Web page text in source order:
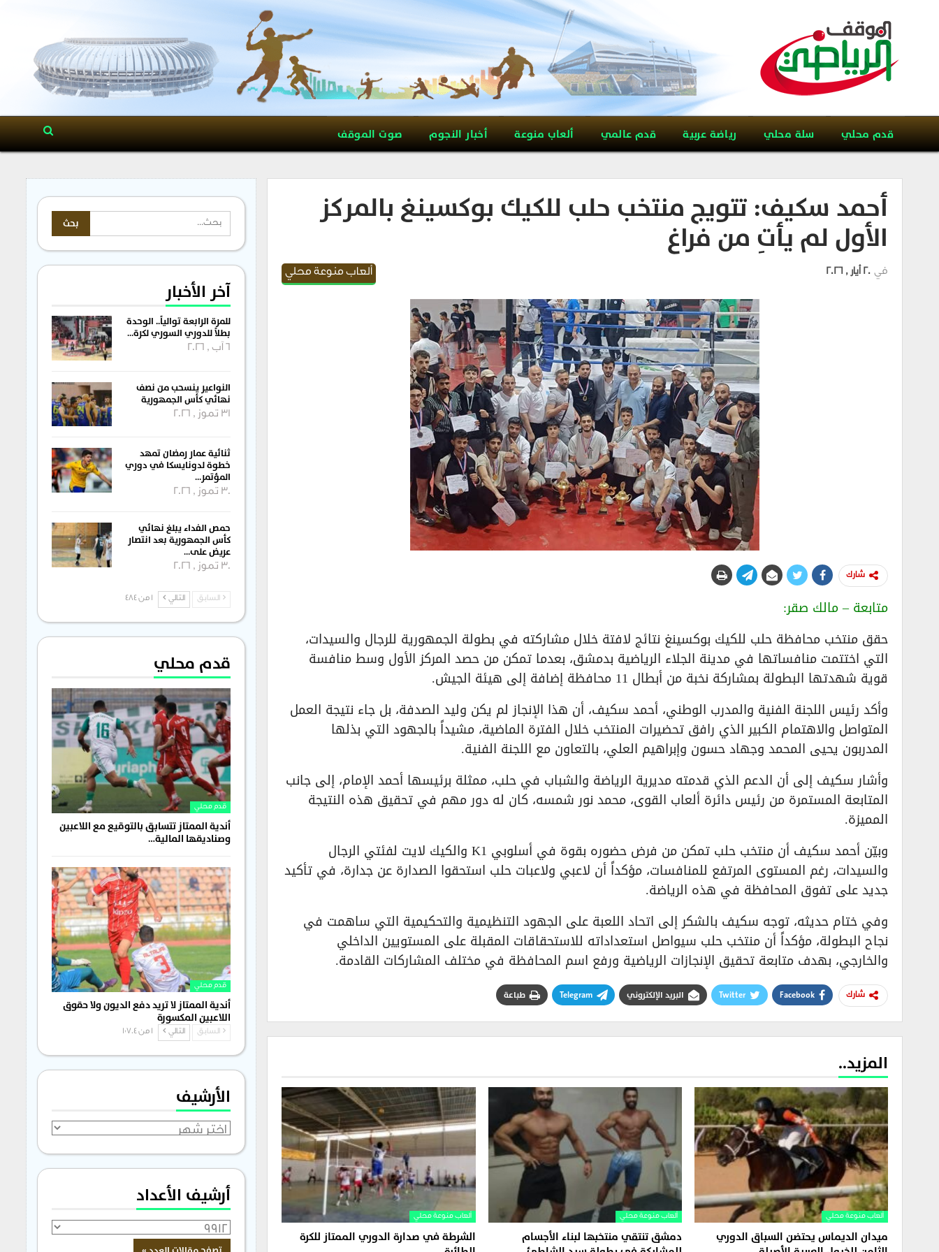
قدم محلي سلة محلي رياضة عربية قدم عالمي ألعاب منوعة أخبار النجوم صوت الموقف
أحمد سكيف: تتويج منتخب حلب للكيك بوكسينغ بالمركز
الأول لم يأتِ من فراغ
ألعاب منوعة محلي في 20 أيار , 2026
شارك
متابعة – مالك صقر:
حقق منتخب محافظة حلب للكيك بوكسينغ نتائج لافتة خلال مشاركته في بطولة الجمهورية للرجال والسيدات،
التي اختتمت منافساتها في مدينة الجلاء الرياضية بدمشق، بعدما تمكن من حصد المركز الأول وسط منافسة
قوية شهدتها البطولة بمشاركة نخبة من أبطال 11 محافظة إضافة إلى هيئة الجيش.
وأكد رئيس اللجنة الفنية والمدرب الوطني، أحمد سكيف، أن هذا الإنجاز لم يكن وليد الصدفة، بل جاء نتيجة العمل
المتواصل والاهتمام الكبير الذي رافق تحضيرات المنتخب خلال الفترة الماضية، مشيداً بالجهود التي بذلها
المدربون يحيى المحمد وجهاد حسون وإبراهيم العلي، بالتعاون مع اللجنة الفنية.
وأشار سكيف إلى أن الدعم الذي قدمته مديرية الرياضة والشباب في حلب، ممثلة برئيسها أحمد الإمام، إلى جانب
المتابعة المستمرة من رئيس دائرة ألعاب القوى، محمد نور شمسه، كان له دور مهم في تحقيق هذه النتيجة
المميزة.
وبيّن أحمد سكيف أن منتخب حلب تمكن من فرض حضوره بقوة في أسلوبي K1 والكيك لايت لفئتي الرجال
والسيدات، رغم المستوى المرتفع للمنافسات، مؤكداً أن لاعبي ولاعبات حلب استحقوا الصدارة عن جدارة، في تأكيد
جديد على تفوق المحافظة في هذه الرياضة.
وفي ختام حديثه، توجه سكيف بالشكر إلى اتحاد اللعبة على الجهود التنظيمية والتحكيمية التي ساهمت في
نجاح البطولة، مؤكداً أن منتخب حلب سيواصل استعداداته للاستحقاقات المقبلة على المستويين الداخلي
والخارجي، بهدف متابعة تحقيق الإنجازات الرياضية ورفع اسم المحافظة في مختلف المشاركات القادمة.
شارك Facebook
Twitter البريد الإلكتروني Telegram طباعة
المزيد..
ألعاب منوعة محلي
ميدان الديماس يحتضن السباق الدوري
ألعاب منوعة محلي
دمشق تنتقي منتخبها لبناء الأجسام
ألعاب منوعة محلي
الشرطة في صدارة الدوري الممتاز للكرة
آخر الأخبار
للمرة الرابعة توالياً.. الوحدة
بطلاً للدوري السوري لكرة…
6 آب , 2026
النواعير ينسحب من نصف
نهائي كأس الجمهورية
31 تموز , 2026
ثنائية عمار رمضان تمهد
خطوة لدونايسكا في دوري
المؤتمر…
30 تموز , 2026
حمص الفداء يبلغ نهائي
كأس الجمهورية بعد انتصار
عريض على…
30 تموز , 2026
السابق التالي 1 من 484
قدم محلي
قدم محلي
أندية الممتاز تتسابق بالتوقيع مع اللاعبين
وصناديقها المالية…
قدم محلي
أندية الممتاز لا تريد دفع الديون ولا حقوق
اللاعبين المكسورة
السابق التالي 1 من 1٬704
الأرشيف
الأرشيف
أرشيف الأعداد